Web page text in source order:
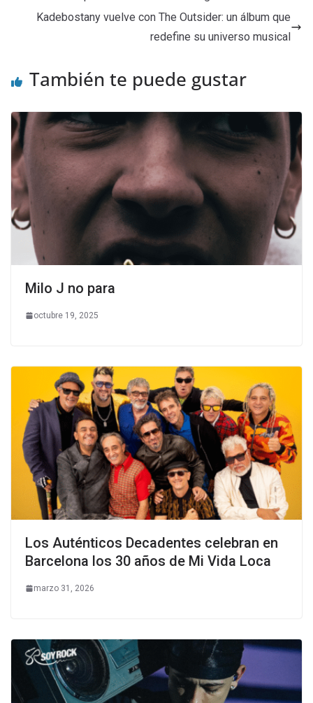
Kadebostany vuelve con The Outsider: un álbum que
redefine su universo musical
También te puede gustar
Milo J no para
octubre 19, 2025
Los Auténticos Decadentes celebran en
Barcelona los 30 años de Mi Vida Loca
marzo 31, 2026